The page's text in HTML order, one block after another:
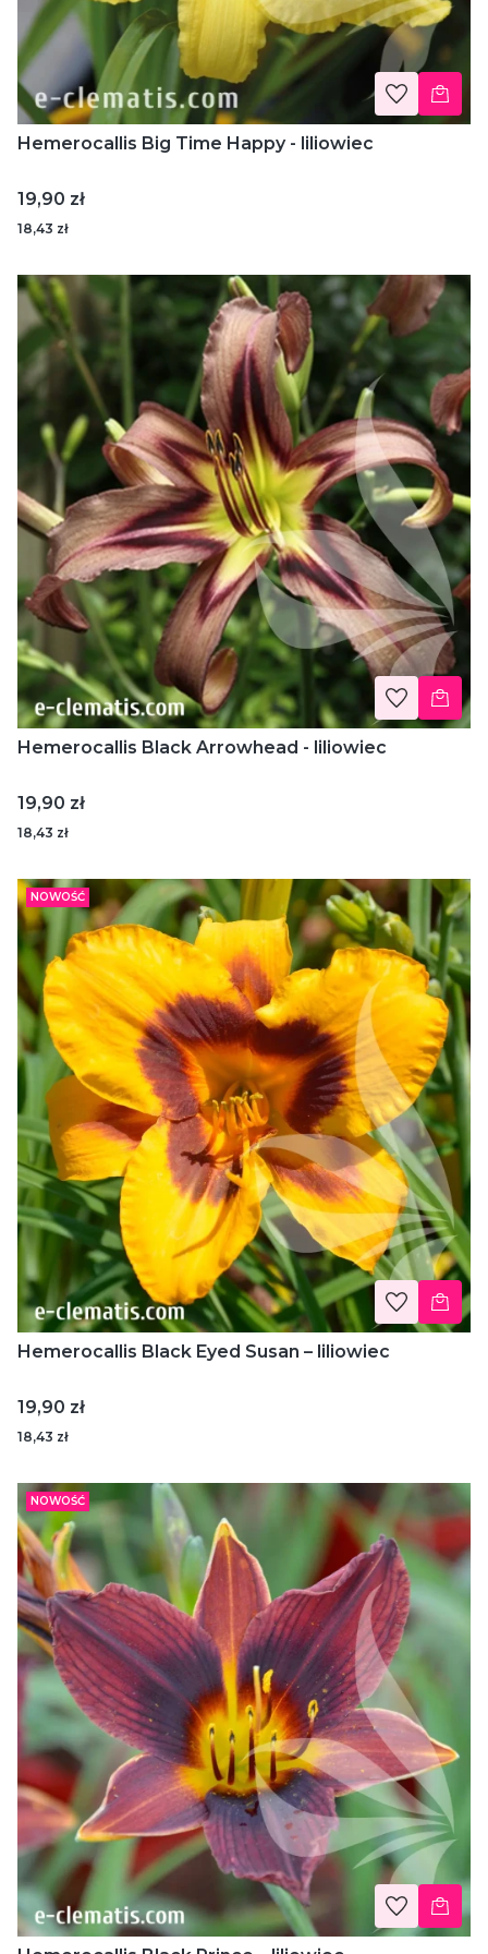
Hemerocallis Big Time Happy - liliowiec
Cena
19,90 zł
18,43 zł
Hemerocallis Black Arrowhead - liliowiec
Cena
19,90 zł
18,43 zł
NOWOŚĆ
Hemerocallis Black Eyed Susan – liliowiec
Cena
19,90 zł
18,43 zł
NOWOŚĆ